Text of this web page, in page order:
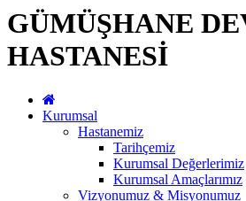
GÜMÜŞHANE
HASTANESİ
Kurumsal
Hastanemiz
Tarihçemiz
Kurumsal Değerlerimiz
Kurumsal Amaçlarımız
Vizyonumuz & Misyonumuz